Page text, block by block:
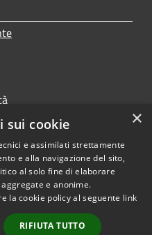
Copyright © 2026 • Comune di
Terralba • Powered by
Municipium•Accesso
redazione
×
sui cookie
e assimilati strettamente
e alla navigazione del sito,
al solo fine di elaborare
e anonime.
la cookie policy al seguente link
RIFIUTA TUTTO